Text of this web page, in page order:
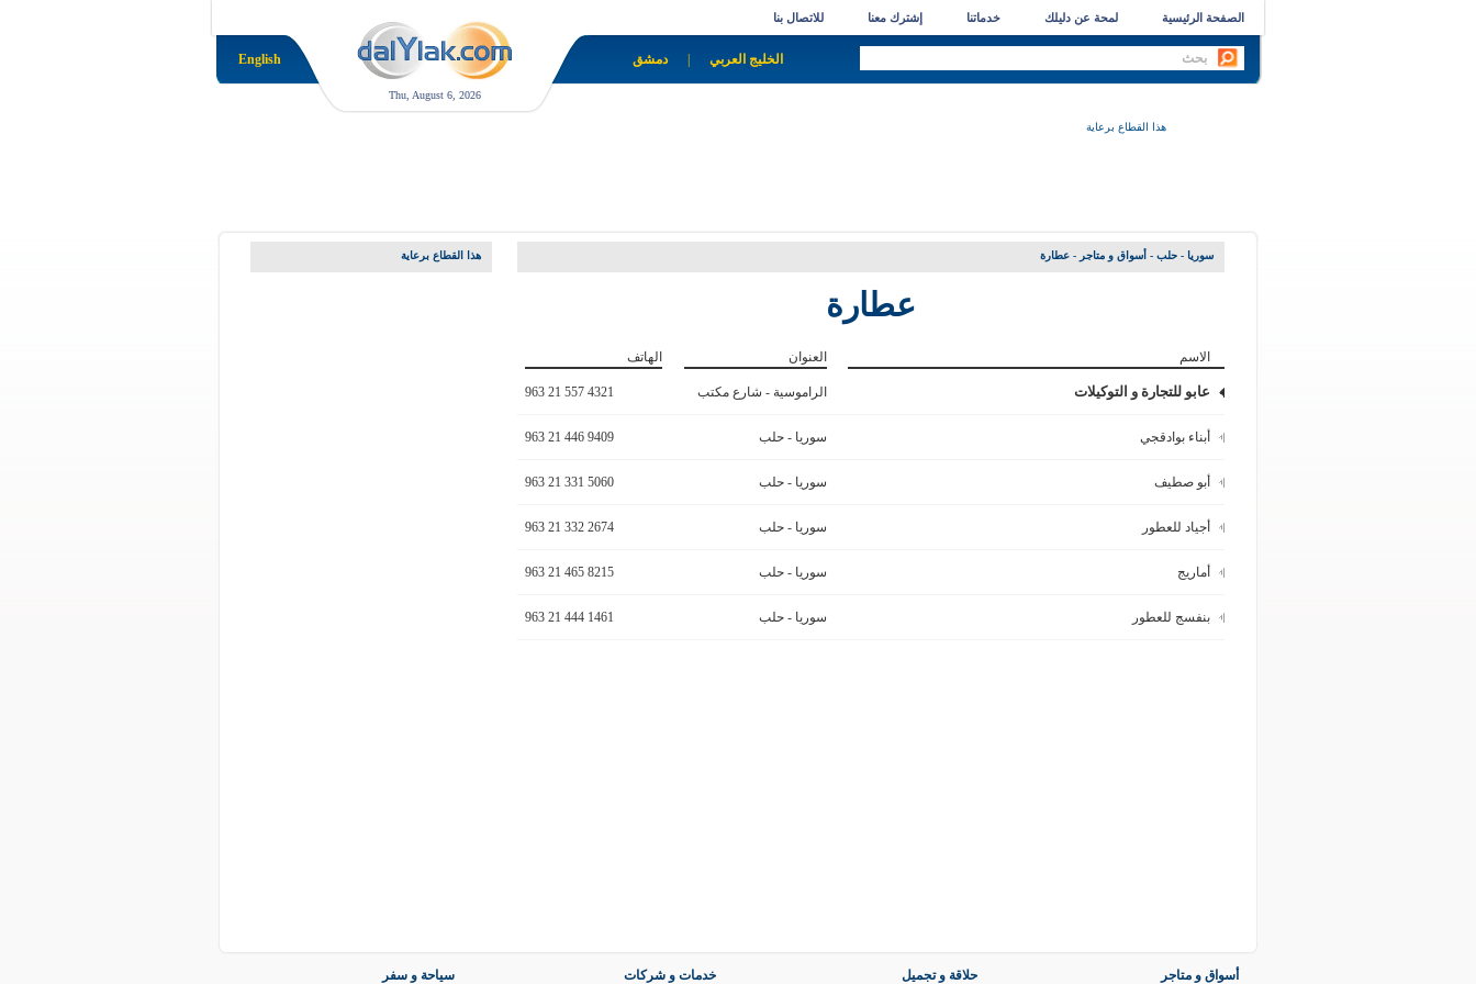
English
Thu, August 6, 2026
الصفحة الرئيسية لمحة عن دليلك خدماتنا إشترك معنا للاتصال بنا
دمشق الخليج العربي
هذا القطاع برعاية
سوريا - حلب - أسواق و متاجر - عطارة
عطارة
الاسم العنوان الهاتف
عابو للتجارة و التوكيلات الراموسية - شارع مكتب
الدور - كراج عابو
963 21 557 4321
أبناء بوادقجي سوريا - حلب 963 21 446 9409
أبو صطيف سوريا - حلب 963 21 331 5060
أجياد للعطور سوريا - حلب 963 21 332 2674
أماريج سوريا - حلب 963 21 465 8215
بنفسج للعطور سوريا - حلب 963 21 444 1461
هذا القطاع برعاية
أسواق و متاجر حلاقة و تجميل خدمات و شركات سياحة و سفر